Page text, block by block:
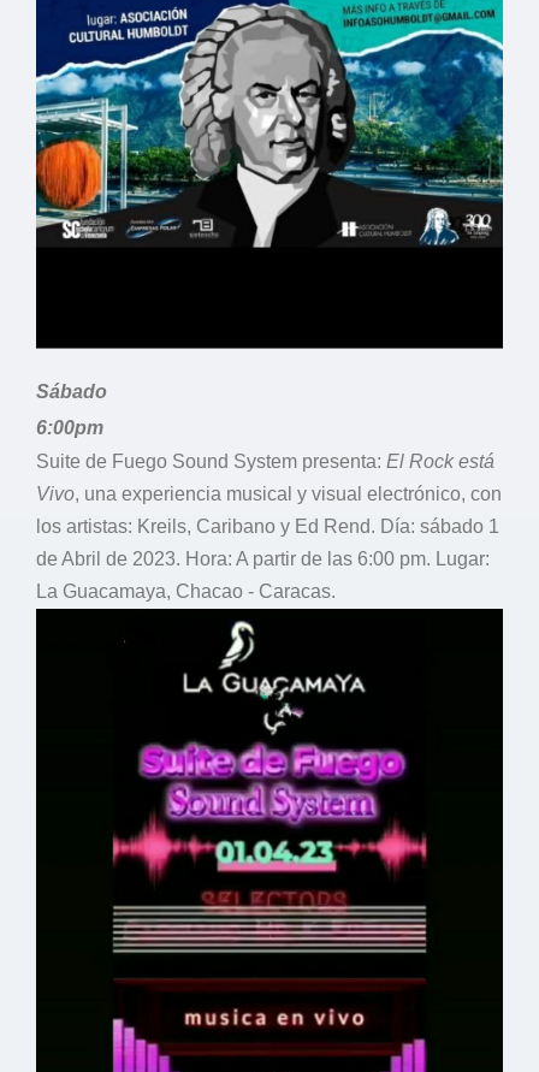
Sábado
6:00pm
Suite de Fuego Sound System presenta: El Rock está
Vivo, una experiencia musical y visual electrónico, con
los artistas: Kreils, Caribano y Ed Rend. Día: sábado 1
de Abril de 2023. Hora: A partir de las 6:00 pm. Lugar:
La Guacamaya, Chacao - Caracas.